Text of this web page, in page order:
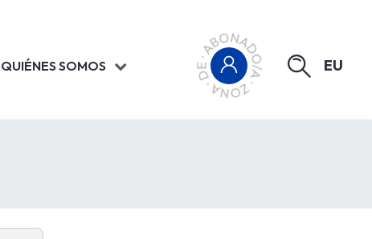
QUIÉNES SOMOS EU